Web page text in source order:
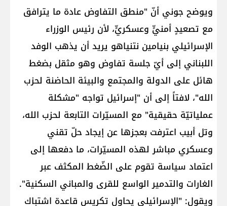
ويوضح جوني أنّ "منطق التفاوض عادة ما يترافق
مع تصعيدٍ أمنيٍّ وعسكريٍّ، لأن رئيس الوزراء
الإسرائيلي بنيامين نتنياهو يريد أن يذهب الوفد
اللبناني إلى أيّ جلسة تفاوض وهو مثقل بضغط
هائل على الدولة والمجتمع والبيئة الحاضنة لحزب
الله"، لافتاً إلى أن "إسرائيل تواجه "مشكلة
عملياتيّة حقيقية" مع المسيّرات التابعة لحزب الله،
وتل أبيب اعترفت بعجزها عن إيجاد حلّ تقني
وعسكري مباشر لهذه المسيّرات، ما دفعها إلى
اعتماد سياسة تقوم على الضّغط المكثف عبر
الغارات والتدمير الواسع للقرى والمباني السكنية".
ويقول: "الإسرائيلي يحاول تكريس قاعدة اشتباك